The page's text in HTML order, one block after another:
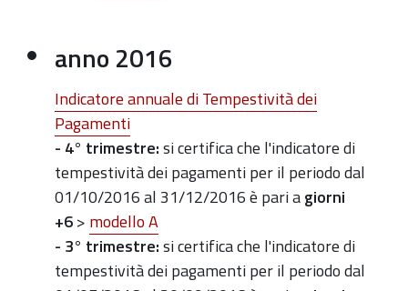
anno 2016
Indicatore annuale di Tempestività dei
Pagamenti
- 4° trimestre:si certifica che l'indicatore di
tempestività dei pagamenti per il periodo dal
01/10/2016 al 31/12/2016 è pari agiorni
+6> modello A
- 3° trimestre:si certifica che l'indicatore di
tempestività dei pagamenti per il periodo dal